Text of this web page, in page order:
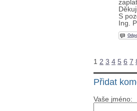
S
Ing.
1 2 3 4 5 6 7
Přidat
Vaše jméno: